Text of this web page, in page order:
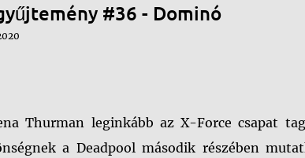
#36 - Dominó
Thurman leginkább az X-Force csapat
a Deadpool második részében